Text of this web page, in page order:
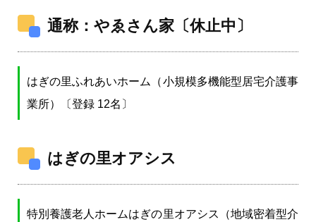
通称：やゑさん家〔休止中〕
はぎの里ふれあいホーム（小規模多機能型居宅介護事
業所）〔登録 12名〕
はぎの里オアシス
特別養護老人ホームはぎの里オアシス（地域密着型介